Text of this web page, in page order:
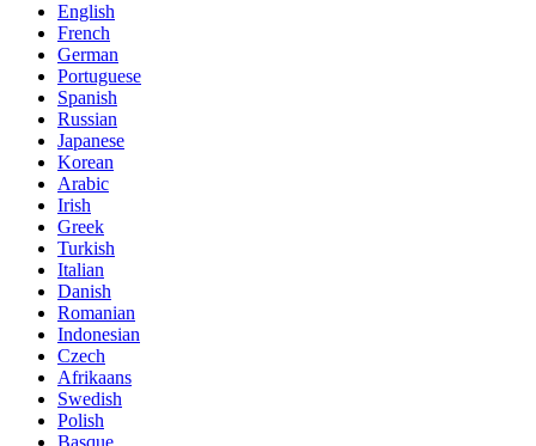
English
French
German
Portuguese
Spanish
Russian
Japanese
Korean
Arabic
Irish
Greek
Turkish
Italian
Danish
Romanian
Indonesian
Czech
Afrikaans
Swedish
Polish